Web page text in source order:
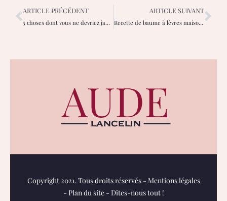
ARTICLE PRÉCÉDENT
5 choses dont vous ne devriez jamais parler avec vos beaux-parents !
ARTICLE SUIVANT
Recette de baume à lèvres maison pour un soin naturel des lèvres
Copyright 2021. Tous droits réservés - Mentions légales
- Plan du site- Dites-nous tout !